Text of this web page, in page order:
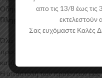
Οδηγίες Τοποθέτησης
Πληροφορίες Αποστολής:
Όλα τα προϊόντα μας
προστατευτικό νάιλον μέσα στο
κατά την αποστολή.
Η αποστολή των προϊόντων μας
απο τις 13/8 έως τις
εκτελεστούν
Σας ευχόμαστε Καλές